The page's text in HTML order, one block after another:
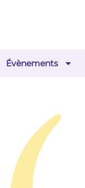
Évènements